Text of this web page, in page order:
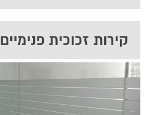
קירות זכוכית פנימיים